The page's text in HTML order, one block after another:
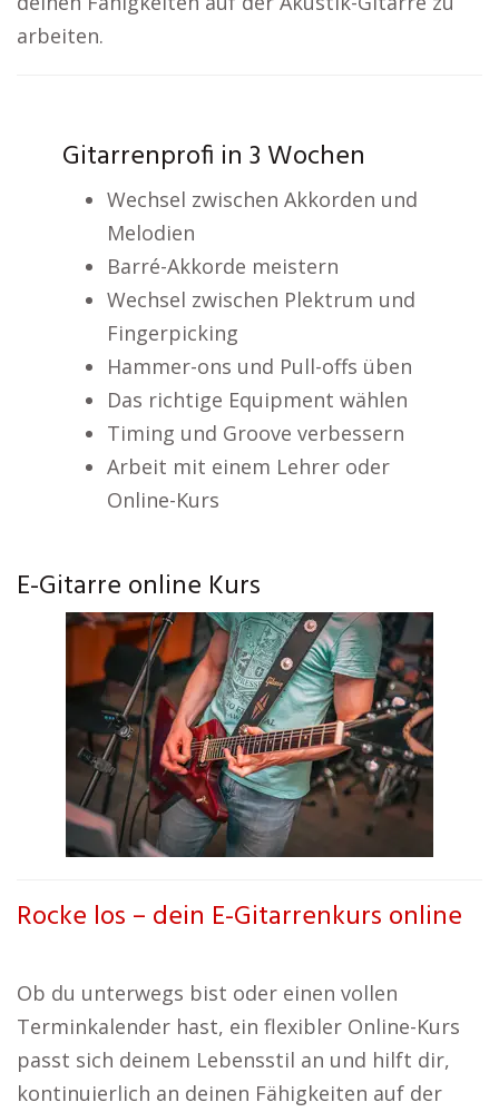
arbeiten.
Gitarrenprofi in 3 Wochen
Wechsel zwischen Akkorden und
Melodien
Barré-Akkorde meistern
Wechsel zwischen Plektrum und
Fingerpicking
Hammer-ons und Pull-offs üben
Das richtige Equipment wählen
Timing und Groove verbessern
Arbeit mit einem Lehrer oder
Online-Kurs
E-Gitarre online Kurs
Rocke los – dein E-Gitarrenkurs online
Ob du unterwegs bist oder einen vollen
Terminkalender hast, ein flexibler Online-Kurs
passt sich deinem Lebensstil an und hilft dir,
kontinuierlich an deinen Fähigkeiten auf der